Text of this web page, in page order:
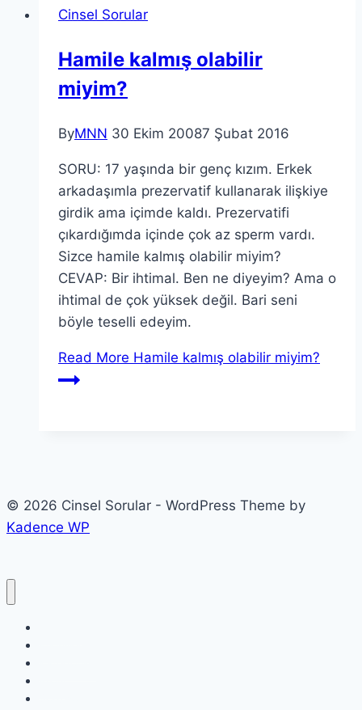
Cinsel Sorular
Hamile kalmış olabilir
miyim?
ByMNN 30 Ekim 20087 Şubat 2016
SORU: 17 yaşında bir genç kızım. Erkek
arkadaşımla prezervatif kullanarak ilişkiye
girdik ama içimde kaldı. Prezervatifi
çıkardığımda içinde çok az sperm vardı.
Sizce hamile kalmış olabilir miyim?
CEVAP: Bir ihtimal. Ben ne diyeyim? Ama o
ihtimal de çok yüksek değil. Bari seni
böyle teselli edeyim.
Read More Hamile kalmış olabilir miyim?
© 2026 Cinsel Sorular - WordPress Theme by
Kadence WP